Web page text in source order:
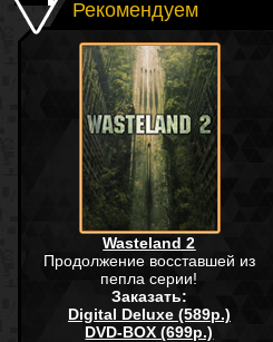
Рекомендуем
Wasteland 2
Продолжение восставшей из
пепла серии!
Заказать:
Digital Deluxe (589р.)
DVD-BOX (699р.)